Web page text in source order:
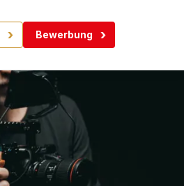
Bewerbung